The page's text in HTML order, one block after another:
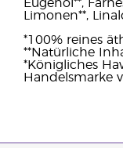
Eugenol**,
Limonen**,
*100% reines
**Natürliche
*Königliches
Handelsmarke